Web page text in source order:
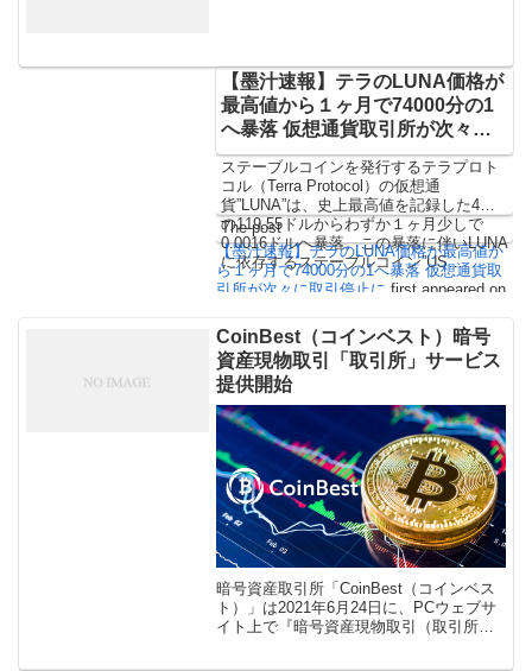
【墨汁速報】テラのLUNA価格が
最高値から１ヶ月で74000分の1
へ暴落 仮想通貨取引所が次々に
取引停止に
ステーブルコインを発行するテラプロト
コル（Terra Protocol）の仮想通
貨”LUNA”は、史上最高値を記録した4月
の119.55ドルからわずか１ヶ月少しで
0.0016ドルへ暴落。この暴落に伴いLUNA
に依存するステーブルコイン”US…
The post
【墨汁速報】テラのLUNA価格が最高値か
ら１ヶ月で74000分の1へ暴落 仮想通貨取
引所が次々に取引停止に first appeared on
CoinBest（コインベスト）暗号
資産現物取引「取引所」サービス
提供開始
暗号資産取引所「CoinBest（コインベス
ト）」は2021年6月24日に、PCウェブサ
イト上で『暗号資産現物取引（取引所）